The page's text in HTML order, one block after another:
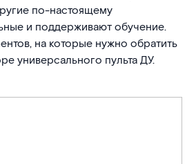
по-настоящему
и поддерживают обучение.
на которые нужно обратить
универсального пульта ДУ.